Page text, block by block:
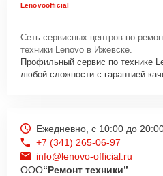
Lenovoofficial
Сеть сервисных центров по
техники Lenovo в Ижевске.
Профильный сервис по технике
любой сложности с гарантией
Ежедневно, с 10:00 до
+7 (341) 265-06-97
info@lenovo-official.ru
ООО“Ремонт техники”